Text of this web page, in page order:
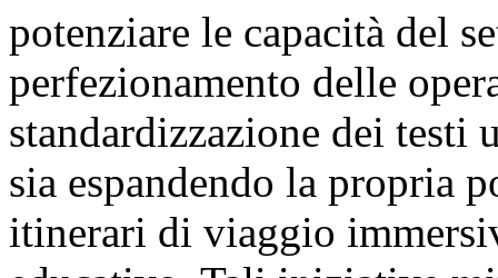
potenziare le capacità del
perfezionamento delle
standardizzazione dei
sia espandendo la propria
itinerari di viaggio